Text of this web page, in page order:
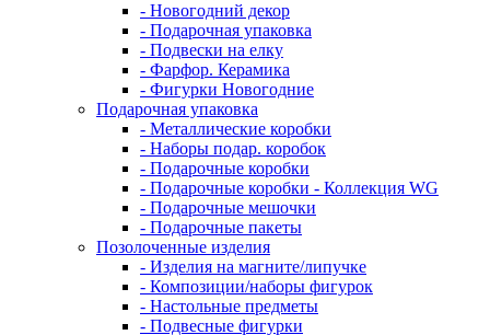
- Новогодний декор
- Подарочная упаковка
- Подвески на елку
- Фарфор. Керамика
- Фигурки Новогодние
Подарочная упаковка
- Металлические коробки
- Наборы подар. коробок
- Подарочные коробки
- Подарочные коробки - Коллекция WG
- Подарочные мешочки
- Подарочные пакеты
Позолоченные изделия
- Изделия на магните/липучке
- Композиции/наборы фигурок
- Настольные предметы
- Подвесные фигурки